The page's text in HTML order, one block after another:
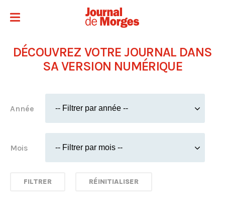
DÉCOUVREZ VOTRE JOURNAL DANS
SA VERSION NUMÉRIQUE
Année
Mois
FILTRER RÉINITIALISER